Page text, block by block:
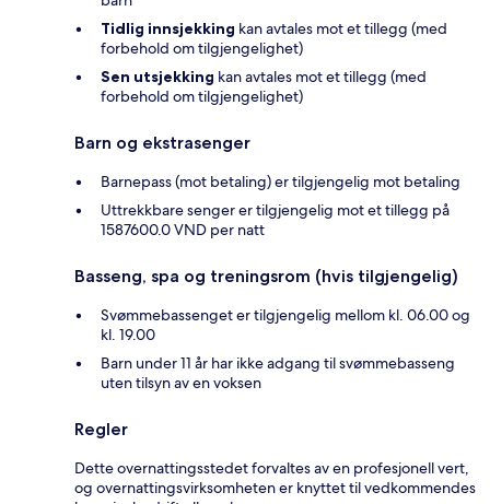
Tidlig innsjekking kan avtales mot et tillegg (med
forbehold om tilgjengelighet)
Sen utsjekking kan avtales mot et tillegg (med
forbehold om tilgjengelighet)
Barn og ekstrasenger
Barnepass (mot betaling) er tilgjengelig mot betaling
Uttrekkbare senger er tilgjengelig mot et tillegg på
1587600.0 VND per natt
Basseng, spa og treningsrom (hvis tilgjengelig)
Svømmebassenget er tilgjengelig mellom kl. 06.00 og
kl. 19.00
Barn under 11 år har ikke adgang til svømmebasseng
uten tilsyn av en voksen
Regler
Dette overnattingsstedet forvaltes av en profesjonell vert,
og overnattingsvirksomheten er knyttet til vedkommendes